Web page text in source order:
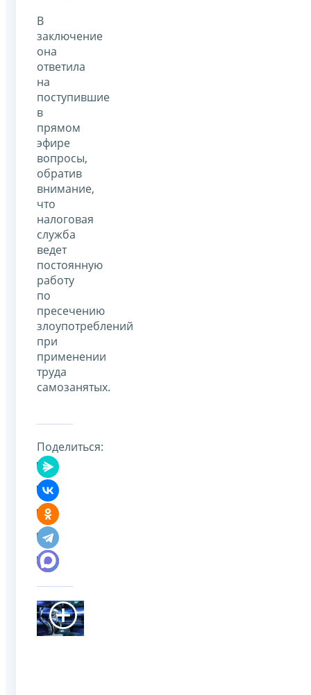
В
заключение
она
ответила
на
поступившие
в
прямом
эфире
вопросы,
обратив
внимание,
что
налоговая
служба
ведет
постоянную
работу
по
пресечению
злоупотреблений
при
применении
труда
самозанятых.
Поделиться: